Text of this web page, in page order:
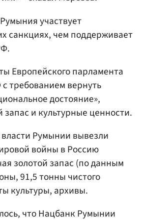
участвует
санкциях, чем поддерживает
Европейского парламента
требованием вернуть
достояние»,
запас и культурные ценности.
Румынии вывезли
войны в Россию
золотой запас (по данным
91,5 тонны чистого
культуры, архивы.
что Нацбанк Румынии